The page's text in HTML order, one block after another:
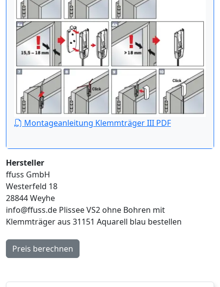
Montageanleitung Klemmträger III PDF
Hersteller
ffuss GmbH
Westerfeld 18
28844 Weyhe
info@ffuss.de Plissee VS2 ohne Bohren mit
Klemmträger aus 31151 Aquarell blau bestellen
Preis berechnen